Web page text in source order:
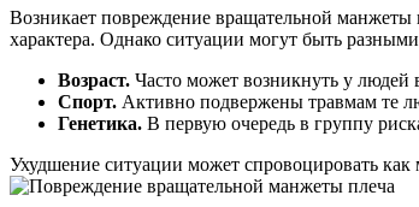
Возникает повреждение вращательной манжеты
характера. Однако ситуации могут быть
Возраст. Часто может возникнуть у людей
Спорт. Активно подвержены травмам те
Генетика. В первую очередь в группу
Ухудшение ситуации может спровоцировать как